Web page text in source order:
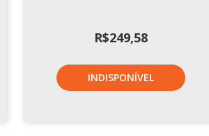
R$249,58
INDISPONÍVEL